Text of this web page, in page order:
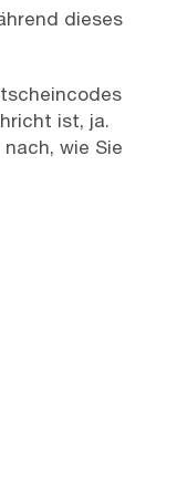
dieses
ist, ja.
wie Sie